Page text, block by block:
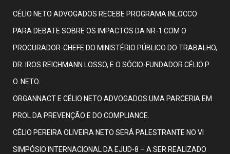
CÉLIO NETO ADVOGADOS RECEBE PROGRAMA INLOCCO
PARA DEBATE SOBRE OS IMPACTOS DA NR-1 COM O
PROCURADOR-CHEFE DO MINISTÉRIO PÚBLICO DO TRABALHO,
DR. IROS REICHMANN LOSSO, E O SÓCIO-FUNDADOR CÉLIO P.
O. NETO.
ORGANNACT E CÉLIO NETO ADVOGADOS:UMA PARCERIA EM
PROL DA PREVENÇÃO E DO COMPLIANCE.
CÉLIO PEREIRA OLIVEIRA NETO SERÁ PALESTRANTE NO VI
SIMPÓSIO INTERNACIONAL DA EJUD-8 – A SER REALIZADO